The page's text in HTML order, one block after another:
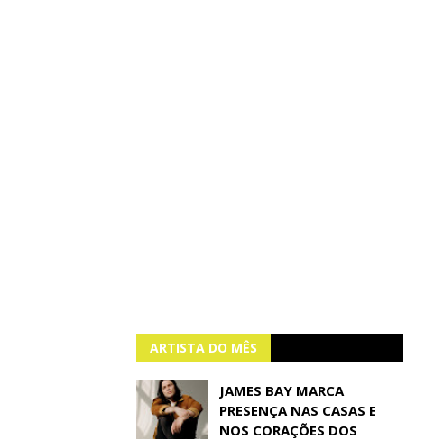
ARTISTA DO MÊS
JAMES BAY MARCA
PRESENÇA NAS CASAS E
NOS CORAÇÕES DOS